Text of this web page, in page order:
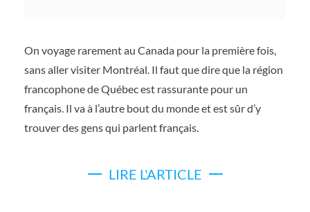
On voyage rarement au Canada pour la première fois,
sans aller visiter Montréal. Il faut que dire que la région
francophone de Québec est rassurante pour un
français. Il va à l’autre bout du monde et est sûr d’y
trouver des gens qui parlent français.
LIRE L'ARTICLE